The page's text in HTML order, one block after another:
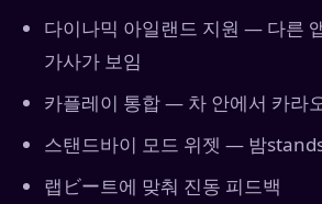
다이나믹 아일랜드 지원 — 다른
가사가 보임
카플레이 통합 — 차 안에서 카라
스탠드바이 모드 위젯 — 밤
랩ビー트에 맞춰 진동 피드백